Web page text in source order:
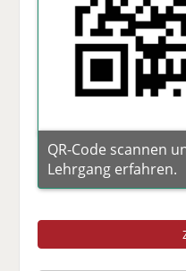
QR-Code scannen
Lehrgang erfahren.